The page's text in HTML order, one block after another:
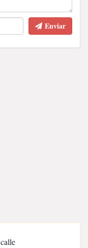
Enviar